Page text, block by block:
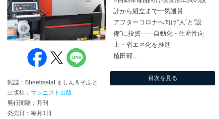
雑誌：Sheetmetal ましん＆そふと
出版社： マシニスト出版
発行間隔：月刊
発売日：毎月1日
計から組立まで一気通貫
アフターコロナへ向け“人”と“設
備”に投資――自動化・生産性向
上・省エネ化を推進
植田部...
目次を見る